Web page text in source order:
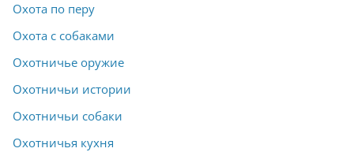
Охота по перу
Охота с собаками
Охотничье оружие
Охотничьи истории
Охотничьи собаки
Охотничья кухня